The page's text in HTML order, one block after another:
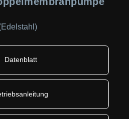
Datenblatt